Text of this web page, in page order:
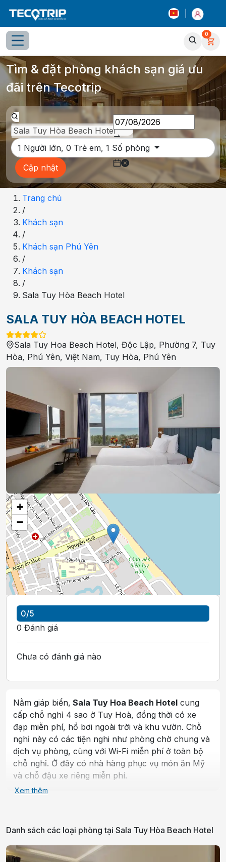
0
Tổng quan Chọn phòng Thông tin khách sạn Tiện
Tìm & đặt phòng khách sạn giá ưu
đãi trên Tecotrip
1 Người lớn, 0 Trẻ em, 1 Số phòng
Cập nhật
Trang chủ
/
Khách sạn
/
Khách sạn Phú Yên
/
Khách sạn
/
Sala Tuy Hòa Beach Hotel
SALA TUY HÒA BEACH HOTEL
Sala Tuy Hoa Beach Hotel, Độc Lập, Phường 7, Tuy
Hòa, Phú Yên, Việt Nam, Tuy Hòa, Phú Yên
+
−
0/5
0 Đánh giá
Chưa có đánh giá nào
Nằm giáp biển, Sala Tuy Hoa Beach Hotel cung
cấp chỗ nghỉ 4 sao ở Tuy Hoà, đồng thời có xe
đạp miễn phí, hồ bơi ngoài trời và khu vườn. Chỗ
nghỉ này có các tiện nghi như phòng chờ chung và
dịch vụ phòng, cùng với Wi-Fi miễn phí ở toàn bộ
chỗ nghỉ. Ở đây có nhà hàng phục vụ món ăn Mỹ
và chỗ đậu xe riêng miễn phí.
Tại khách sạn, mỗi phòng đều có điều hòa, khu
vệ sinh, đồ vệ sinh cá nhân miễn phí và máy sấy
tóc. Tất cả các phòng có ấm đun nước, trong đó
một số phòng có sân hiên và một số khác thì nhìn
Xem thêm
Danh sách các loại phòng tại Sala Tuy Hòa Beach Hotel